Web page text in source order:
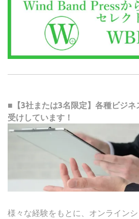
■【3社または3名限定】各種ビジ
受けしています！
様々な経験をもとに、オンライン